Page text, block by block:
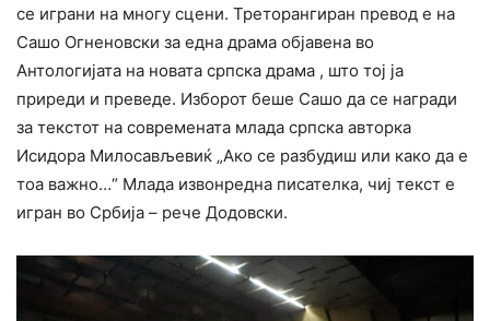
се играни на многу сцени. Треторангиран превод е на
Сашо Огненовски за една драма објавена во
Антологијата на новата српска драма , што тој ја
приреди и преведе. Изборот беше Сашо да се награди
за текстот на современата млада српска авторка
Исидора Милосављевиќ „Ако се разбудиш или како да е
тоа важно…“ Млада извонредна писателка, чиј текст е
игран во Србија – рече Додовски.